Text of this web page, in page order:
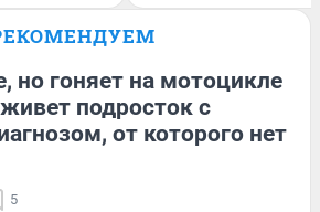
но гоняет на мотоцикле
подросток с
от которого нет
5